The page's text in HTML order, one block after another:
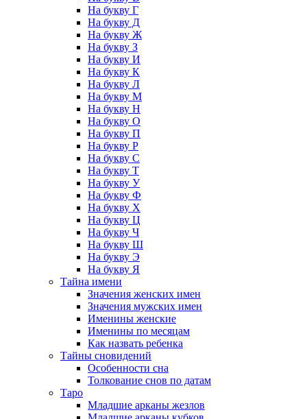
На букву Г
На букву Д
На букву Ж
На букву З
На букву И
На букву К
На букву Л
На букву М
На букву Н
На букву О
На букву П
На букву Р
На букву С
На букву Т
На букву У
На букву Ф
На букву Х
На букву Ц
На букву Ч
На букву Ш
На букву Э
На букву Я
Тайна имени
Значения женских имен
Значения мужских имен
Именины женские
Именины по месяцам
Как назвать ребенка
Тайны сновидений
Особенности сна
Толкование снов по датам
Таро
Младшие арканы жезлов